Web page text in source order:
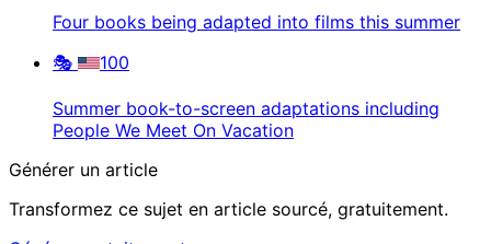
Four books being adapted into films this summer
🎭
100
Summer book-to-screen adaptations including
People We Meet On Vacation
Générer un article
Transformez ce sujet en article sourcé, gratuitement.